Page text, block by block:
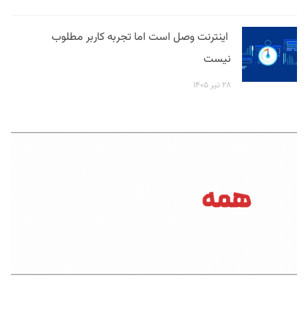
اینترنت وصل است اما تجربه کاربر مطلوب
نیست
۲۸ تیر ۱۴۰۵